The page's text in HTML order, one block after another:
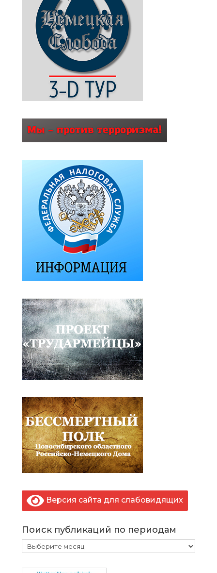
Версия сайта для слабовидящих
Поиск публикаций по периодам
Поиск
публикаций
по